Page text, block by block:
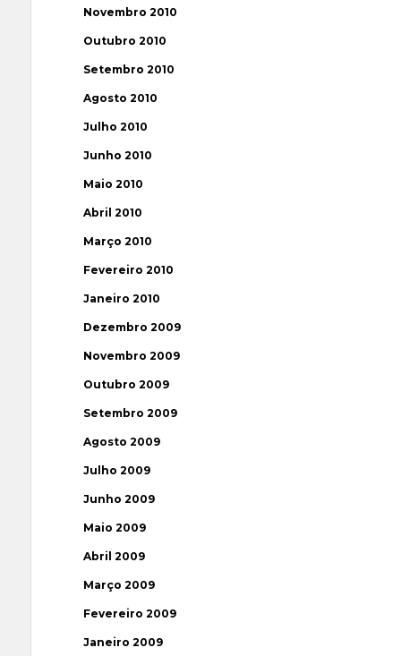
Novembro 2010
Outubro 2010
Setembro 2010
Agosto 2010
Julho 2010
Junho 2010
Maio 2010
Abril 2010
Março 2010
Fevereiro 2010
Janeiro 2010
Dezembro 2009
Novembro 2009
Outubro 2009
Setembro 2009
Agosto 2009
Julho 2009
Junho 2009
Maio 2009
Abril 2009
Março 2009
Fevereiro 2009
Janeiro 2009